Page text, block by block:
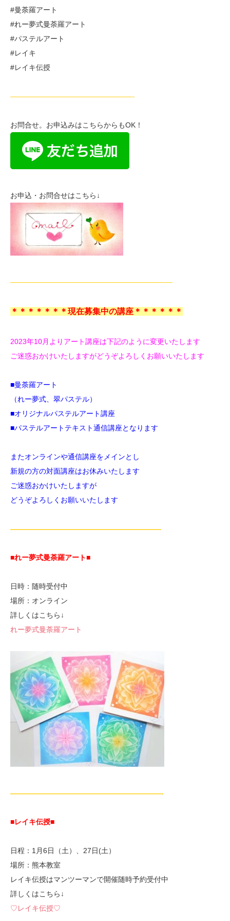
#曼荼羅アート
#れー夢式曼荼羅アート
#パステルアート
#レイキ
#レイキ伝授
—————————————————-
お問合せ。お申込みはこちらからもOK！
お申込・お問合せはこちら↓
——————————————————————–
＊＊＊＊＊＊＊現在募集中の講座＊＊＊＊＊＊
2023年10月よりアート講座は下記のように変更いたします
ご迷惑おかけいたしますがどうぞよろしくお願いいたします
■曼荼羅アート
（れー夢式、翠パステル）
■オリジナルパステルアート講座
■パステルアートテキスト通信講座となります
またオンラインや通信講座をメインとし
新規の方の対面講座はお休みいたします
ご迷惑おかけいたしますが
どうぞよろしくお願いいたします
—————————————————————
■れー夢式曼荼羅アート■
日時：随時受付中
場所：オンライン
詳しくはこちら↓
れー夢式曼荼羅アート
—————————————————————-
■レイキ伝授■
日程：1月6日（土）、27日(土）
場所：熊本教室
レイキ伝授はマンツーマンで開催随時予約受付中
詳しくはこちら↓
♡レイキ伝授♡